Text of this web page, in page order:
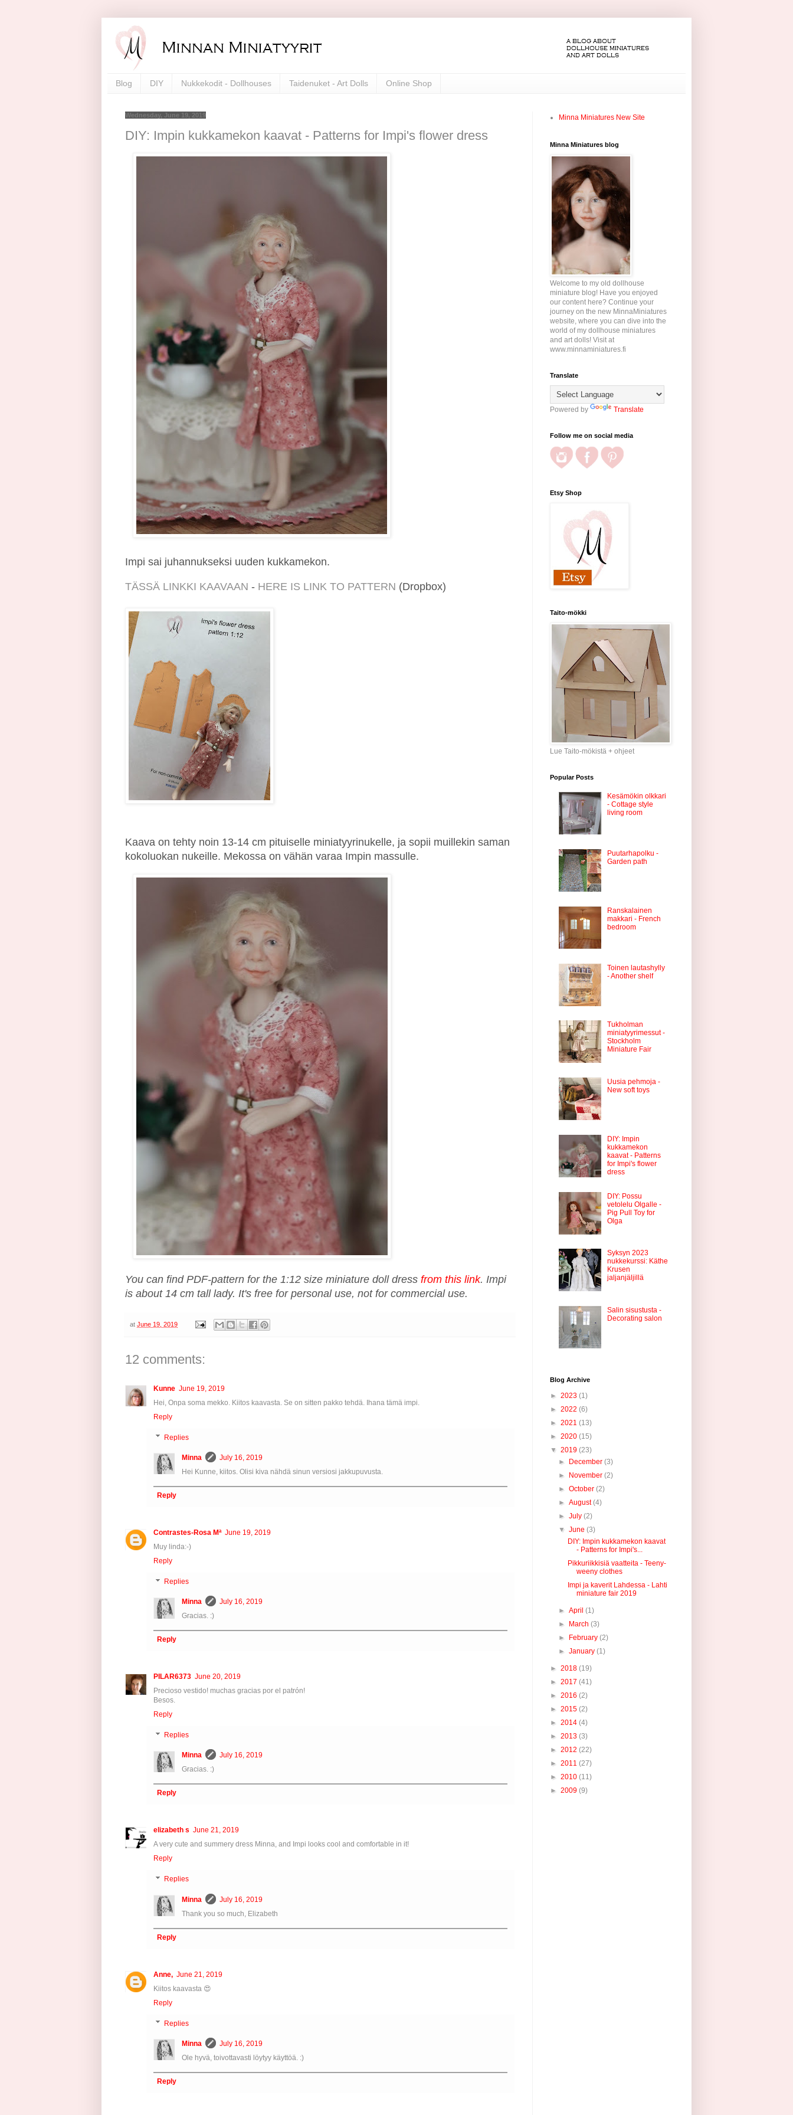
Blog DIY Nukkekodit - Dollhouses Taidenuket - Art Dolls Online Shop
Wednesday, June 19, 2019
DIY: Impin kukkamekon kaavat - Patterns for Impi's flower dress
Impi sai juhannukseksi uuden kukkamekon.
TÄSSÄ LINKKI KAAVAAN - HERE IS LINK TO PATTERN (Dropbox)
Kaava on tehty noin 13-14 cm pituiselle miniatyyrinukelle, ja sopii muillekin saman
kokoluokan nukeille. Mekossa on vähän varaa Impin massulle.
You can find PDF-pattern for the 1:12 size miniature doll dress from this link. Impi
is about 14 cm tall lady. It's free for personal use, not for commercial use.
at June 19, 2019
12 comments:
Kunne June 19, 2019
Hei, Onpa soma mekko. Kiitos kaavasta. Se on sitten pakko tehdä. Ihana tämä impi.
Reply
Replies
Minna
July 16, 2019
Hei Kunne, kiitos. Olisi kiva nähdä sinun versiosi jakkupuvusta.
Reply
Contrastes-Rosa Mª June 19, 2019
Muy linda:-)
Reply
Replies
Minna
July 16, 2019
Gracias. :)
Reply
PILAR6373 June 20, 2019
Precioso vestido! muchas gracias por el patrón!
Besos.
Reply
Replies
Minna
July 16, 2019
Gracias. :)
Reply
elizabeth s June 21, 2019
A very cute and summery dress Minna, and Impi looks cool and comfortable in it!
Reply
Replies
Minna
July 16, 2019
Thank you so much, Elizabeth
Reply
Anne, June 21, 2019
Kiitos kaavasta 😍
Reply
Replies
Minna
July 16, 2019
Ole hyvä, toivottavasti löytyy käyttöä. :)
Reply
Minna Miniatures New Site
Minna Miniatures blog
Welcome to my old dollhouse
miniature blog! Have you enjoyed
our content here? Continue your
journey on the new MinnaMiniatures
website, where you can dive into the
world of my dollhouse miniatures
and art dolls! Visit at
www.minnaminiatures.fi
Translate
Powered by Translate
Follow me on social media
Etsy Shop
Taito-mökki
Lue Taito-mökistä + ohjeet
Popular Posts
Kesämökin olkkari
- Cottage style
living room
Puutarhapolku -
Garden path
Ranskalainen
makkari - French
bedroom
Toinen lautashylly
- Another shelf
Tukholman
miniatyyrimessut -
Stockholm
Miniature Fair
Uusia pehmoja -
New soft toys
DIY: Impin
kukkamekon
kaavat - Patterns
for Impi's flower
dress
DIY: Possu
vetolelu Olgalle -
Pig Pull Toy for
Olga
Syksyn 2023
nukkekurssi: Käthe
Krusen
jaljanjäljillä
Salin sisustusta -
Decorating salon
Blog Archive
► 2023 (1)
► 2022 (6)
► 2021 (13)
► 2020 (15)
▼ 2019 (23)
► December(3)
► November(2)
►October(2)
►August(4)
►July(2)
▼June(3)
DIY: Impin kukkamekon kaavat
- Patterns for Impi's...
Pikkuriikkisiä vaatteita - Teeny-
weeny clothes
Impi ja kaverit Lahdessa - Lahti
miniature fair 2019
►April(1)
► March(3)
► February(2)
►January(1)
► 2018 (19)
► 2017 (41)
► 2016 (2)
► 2015 (2)
► 2014 (4)
► 2013 (3)
► 2012 (22)
► 2011 (27)
► 2010 (11)
► 2009 (9)